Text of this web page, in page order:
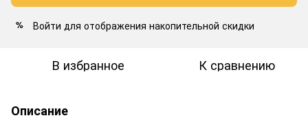
% Войти для отображения накопительной скидки
В избранное К сравнению
Описание